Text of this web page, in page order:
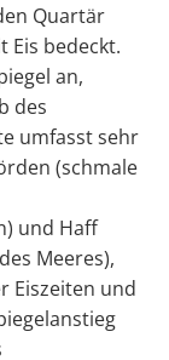
Quartär
bedeckt.
an,
des
umfasst sehr
(schmale
und Haff
Meeres),
Eiszeiten und